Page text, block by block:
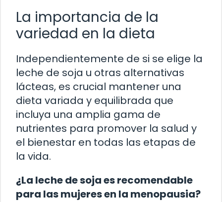
La importancia de la
variedad en la dieta
Independientemente de si se elige la
leche de soja u otras alternativas
lácteas, es crucial mantener una
dieta variada y equilibrada que
incluya una amplia gama de
nutrientes para promover la salud y
el bienestar en todas las etapas de
la vida.
¿La leche de soja es recomendable
para las mujeres en la menopausia?